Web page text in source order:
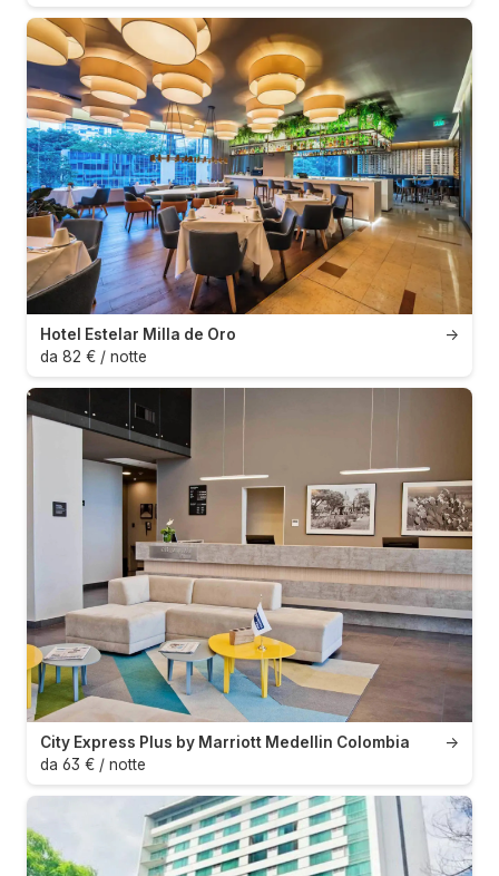
→
Hotel Estelar Milla de Oro
da 82 € / notte
→
City Express Plus by Marriott Medellin Colombia
da 63 € / notte